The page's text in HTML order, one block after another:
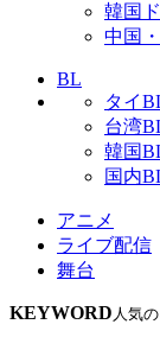
韓国
中国
BL
タイ
台湾
韓国
国内
アニメ
ライブ配信
舞台
KEYWORD 人気